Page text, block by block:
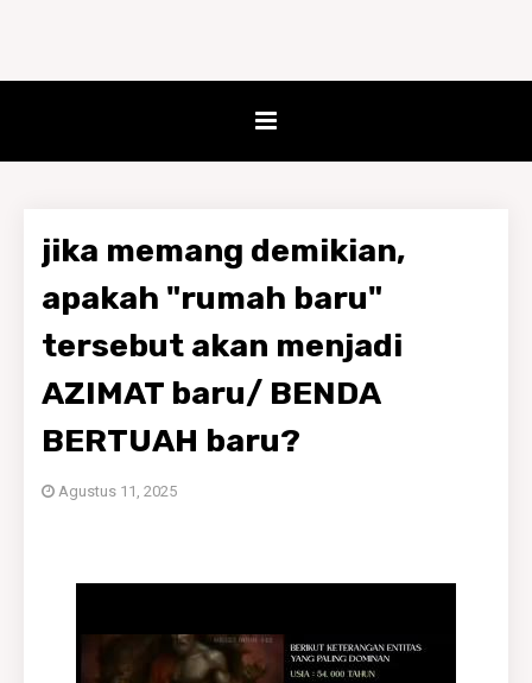
jika memang demikian,
apakah "rumah baru"
tersebut akan menjadi
AZIMAT baru/ BENDA
BERTUAH baru?
Agustus 11, 2025